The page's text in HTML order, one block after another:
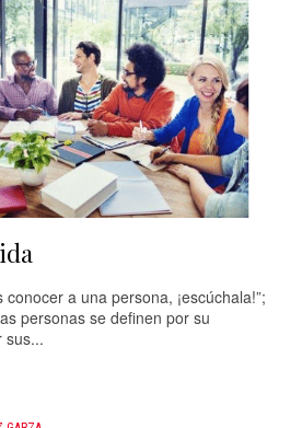
a una persona, ¡escúchala!”;
personas se definen por su
sus...